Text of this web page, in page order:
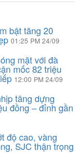
bật tăng 20
01:25 PM 24/09
mặt với đà
mốc 82 triệu
12:00 PM 24/09
tăng dựng
đồng – đỉnh gần
độ cao, vàng
SJC thận trọng